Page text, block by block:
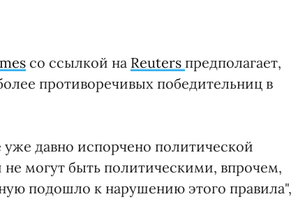
со ссылкой на Reuters предполагает,
противоречивых победительниц в
уже давно испорчено политической
могут быть политическими, впрочем,
подошло к нарушению этого правила",